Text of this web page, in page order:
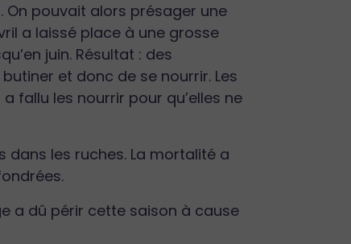
On pouvait alors présager une
a laissé place à une grosse
juin. Résultat : des
et donc de se nourrir. Les
fallu les nourrir pour qu’elles ne
dans les ruches. La mortalité a
a dû périr cette saison à cause